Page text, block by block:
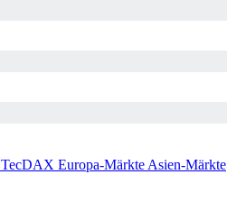
TecDAX Europa-Märkte Asien-Märkte